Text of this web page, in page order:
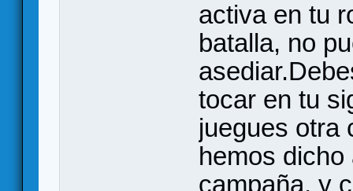
activa en tu
batalla, no
tocar en tu
juegues otra
hemos
campaña, y